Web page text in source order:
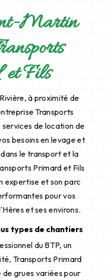
Martin
Fils
à proximité de
Transports
services de location de
besoins en levage et
le transport et la
Primard et Fils
expertise et son parc
pour vos
et ses environs.
types de chantiers
du BTP, un
Transports Primard
grues variées pour